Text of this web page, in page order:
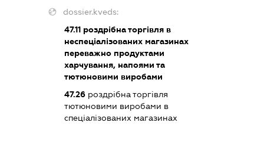
dossier.kveds:
47.11 роздрібна торгівля в
неспеціалізованих магазинах
переважно продуктами
харчування, напоями та
тютюновими виробами
47.26 роздрібна торгівля
тютюновими виробами в
спеціалізованих магазинах